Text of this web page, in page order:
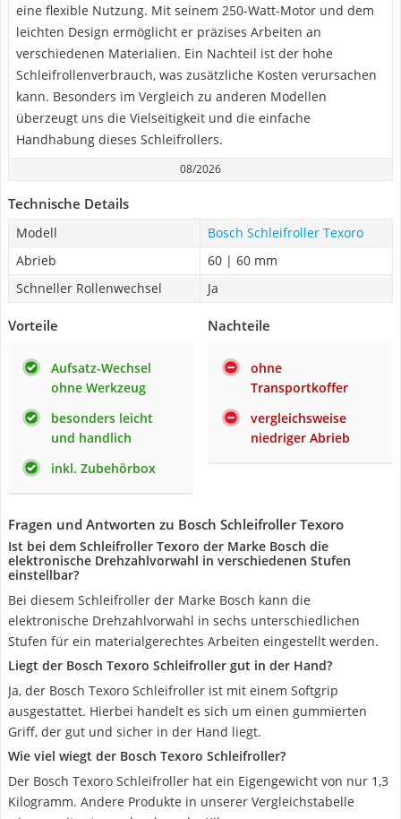
eine flexible Nutzung. Mit seinem 250-Watt-Motor und dem
leichten Design ermöglicht er präzises Arbeiten an
verschiedenen Materialien. Ein Nachteil ist der hohe
Schleifrollenverbrauch, was zusätzliche Kosten verursachen
kann. Besonders im Vergleich zu anderen Modellen
überzeugt uns die Vielseitigkeit und die einfache
Handhabung dieses Schleifrollers.
08/2026
Technische Details
Modell
Bosch Schleifroller Texoro
Abrieb
60 | 60 mm
Schneller Rollenwechsel
Ja
Vorteile
Aufsatz-Wechsel
ohne Werkzeug
besonders leicht
und handlich
inkl. Zubehörbox
Nachteile
ohne
Transportkoffer
vergleichsweise
niedriger Abrieb
Fragen und Antworten zu Bosch Schleifroller Texoro
Ist bei dem Schleifroller Texoro der Marke Bosch die
elektronische Drehzahlvorwahl in verschiedenen Stufen
einstellbar?
Bei diesem Schleifroller der Marke Bosch kann die
elektronische Drehzahlvorwahl in sechs unterschiedlichen
Stufen für ein materialgerechtes Arbeiten eingestellt werden.
Liegt der Bosch Texoro Schleifroller gut in der Hand?
Ja, der Bosch Texoro Schleifroller ist mit einem Softgrip
ausgestattet. Hierbei handelt es sich um einen gummierten
Griff, der gut und sicher in der Hand liegt.
Wie viel wiegt der Bosch Texoro Schleifroller?
Der Bosch Texoro Schleifroller hat ein Eigengewicht von nur 1,3
Kilogramm. Andere Produkte in unserer Vergleichstabelle